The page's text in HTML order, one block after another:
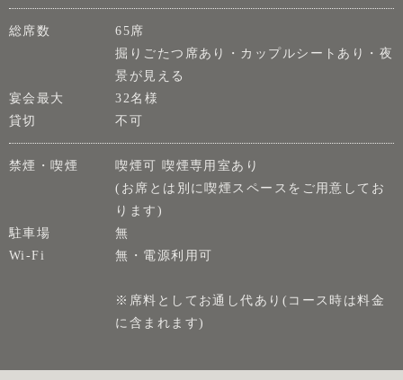
総席数
65席
掘りごたつ席あり・カップルシートあり・夜
景が見える
宴会最大
32名様
貸切
不可
禁煙・喫煙
喫煙可 喫煙専用室あり
(お席とは別に喫煙スペースをご用意してお
ります)
駐車場
無
Wi-Fi
無・電源利用可
※席料としてお通し代あり(コース時は料金
に含まれます)